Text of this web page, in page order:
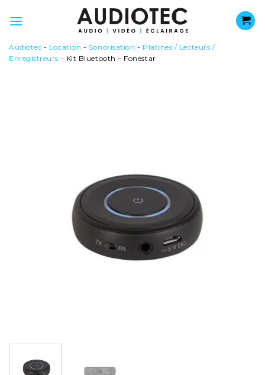
au
Audiotec - Location - Sonorisation - Platines / Lecteurs /
Enregistreurs - Kit Bluetooth – Fonestar